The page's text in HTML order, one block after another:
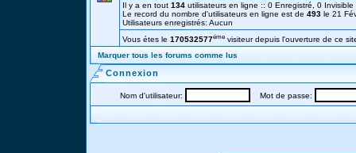
Il y a en tout 134 utilisateurs en ligne :: 0 Enregistré, 0
Le record du nombre d'utilisateurs en ligne est de 493 le 21
Utilisateurs enregistrés: Aucun
Vous étes le 170532577éme visiteur depuis l'ouverture de ce
Marquer tous les forums comme lus
Connexion
Nom d'utilisateur: Mot de passe: